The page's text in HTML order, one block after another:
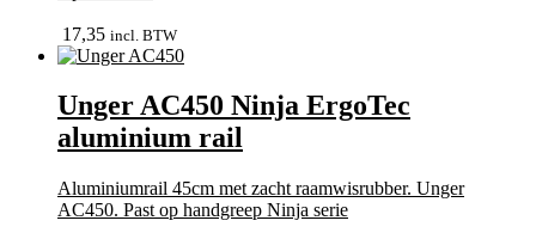
17,35 incl. BTW
Unger AC450 Ninja ErgoTec
aluminium rail
Aluminiumrail 45cm met zacht raamwisrubber. Unger
AC450. Past op handgreep Ninja serie